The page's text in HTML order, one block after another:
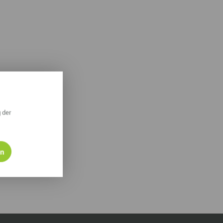
& Landschaft
Erzgebirge
der